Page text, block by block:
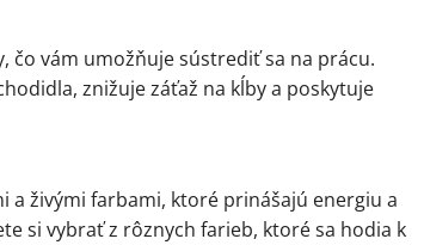
čo vám umožňuje sústrediť sa na prácu.
znižuje záťaž na kĺby a poskytuje
a živými farbami, ktoré prinášajú energiu a
si vybrať z rôznych farieb, ktoré sa hodia k